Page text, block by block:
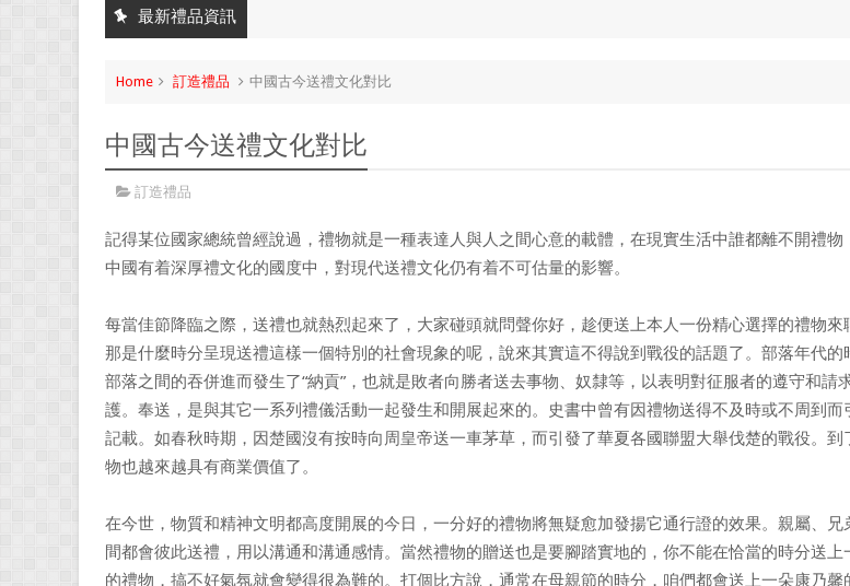
最新禮品資訊
Home 訂造禮品 中國古今送禮文化對比
中國古今送禮文化對比
訂造禮品
記得某位國家總統曾經說過，禮物就是一種表達人與人之間心意的載體，在現實生活中誰都離不開禮物
中國有着深厚禮文化的國度中，對現代送禮文化仍有着不可估量的影響。
每當佳節降臨之際，送禮也就熱烈起來了，大家碰頭就問聲你好，趁便送上本人一份精心選擇的禮物來
那是什麼時分呈現送禮這樣一個特別的社會現象的呢，說來其實這不得說到戰役的話題了。部落年代的
部落之間的吞併進而發生了“納貢”，也就是敗者向勝者送去事物、奴隸等，以表明對征服者的遵守和請
護。奉送，是與其它一系列禮儀活動一起發生和開展起來的。史書中曾有因禮物送得不及時或不周到而
記載。如春秋時期，因楚國沒有按時向周皇帝送一車茅草，而引發了華夏各國聯盟大舉伐楚的戰役。到
物也越來越具有商業價值了。
在今世，物質和精神文明都高度開展的今日，一分好的禮物將無疑愈加發揚它通行證的效果。親屬、兄
間都會彼此送禮，用以溝通和溝通感情。當然禮物的贈送也是要腳踏實地的，你不能在恰當的時分送上
的禮物，搞不好氣氛就會變得很為難的。打個比方說，通常在母親節的時分，咱們都會送上一朵康乃馨